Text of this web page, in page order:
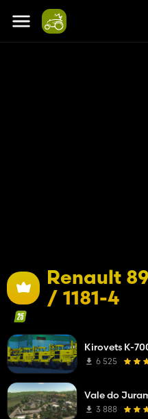
Renault
/ 1181-4
Kirovets K-
6 525
Vale do
3 888